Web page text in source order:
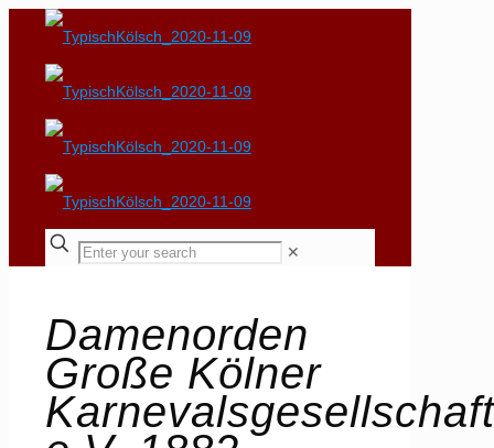
✕
Damenorden
Große Kölner
Karnevalsgesellschaft